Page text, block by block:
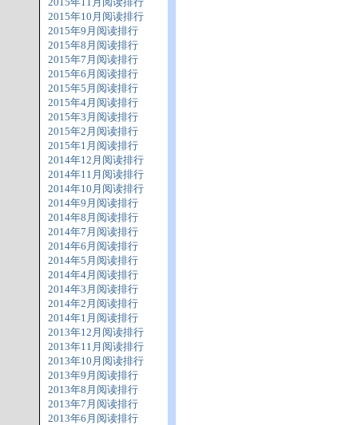
2015年10月阅读排行
2015年9月阅读排行
2015年8月阅读排行
2015年7月阅读排行
2015年6月阅读排行
2015年5月阅读排行
2015年4月阅读排行
2015年3月阅读排行
2015年2月阅读排行
2015年1月阅读排行
2014年12月阅读排行
2014年11月阅读排行
2014年10月阅读排行
2014年9月阅读排行
2014年8月阅读排行
2014年7月阅读排行
2014年6月阅读排行
2014年5月阅读排行
2014年4月阅读排行
2014年3月阅读排行
2014年2月阅读排行
2014年1月阅读排行
2013年12月阅读排行
2013年11月阅读排行
2013年10月阅读排行
2013年9月阅读排行
2013年8月阅读排行
2013年7月阅读排行
2013年6月阅读排行